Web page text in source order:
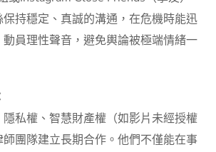
持穩定、真誠的溝通，在危機時能迅
員理性聲音，避免輿論被極端情緒一
私權、智慧財產權（如影片未經授權
團隊建立長期合作。他們不僅能在事